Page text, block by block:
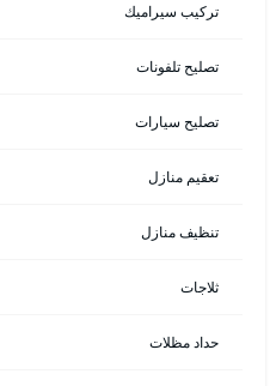
تركيب سيراميك
تصليح تلفونات
تصليح سيارات
تعقيم منازل
تنظيف منازل
ثلاجات
حداد مظلات